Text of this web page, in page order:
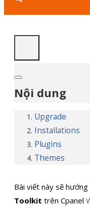
Nội dung
Upgrade
Installations
Plugins
Themes
Bài viết này sẽ hướng
Toolkit trên Cpanel